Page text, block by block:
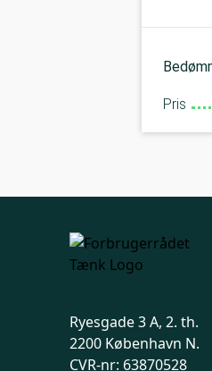
Pris
Ryesgade 3 A, 2. th.
2200 København N.
CVR-nr: 63870528